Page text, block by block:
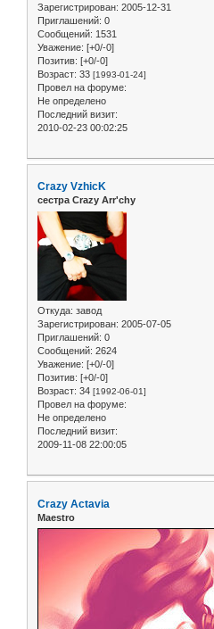
Зарегистрирован: 2005-12-31
Приглашений: 0
Сообщений: 1531
Уважение: [+0/-0]
Позитив: [+0/-0]
Возраст: 33 [1993-01-24]
Провел на форуме:
Не определено
Последний визит:
2010-02-23 00:02:25
Crazy VzhicK
сестра Crazy Arr'chy
Откуда: завод
Зарегистрирован: 2005-07-05
Приглашений: 0
Сообщений: 2624
Уважение: [+0/-0]
Позитив: [+0/-0]
Возраст: 34 [1992-06-01]
Провел на форуме:
Не определено
Последний визит:
2009-11-08 22:00:05
Crazy Actavia
Maestro